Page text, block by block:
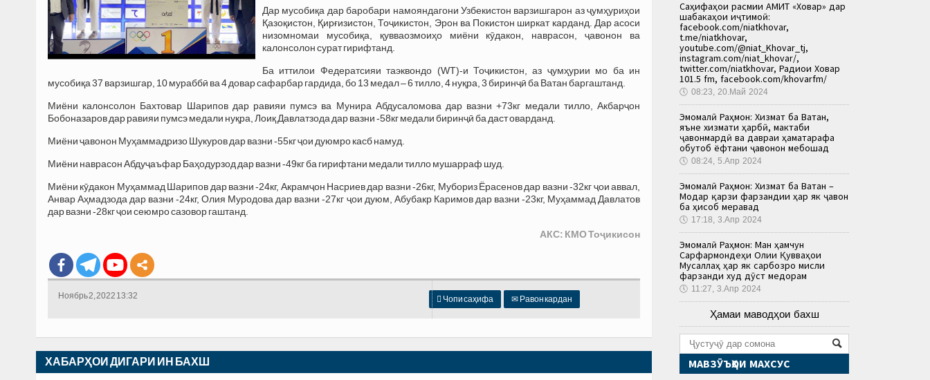
Дар мусобиқа дар баробари намояндагони Узбекистон варзишгарон аз ҷумҳуриҳои
Қазоқистон, Қирғизистон, Тоҷикистон, Эрон ва Покистон ширкат карданд. Дар асоси
низомномаи мусобиқа, қувваозмоиҳо миёни кӯдакон, наврасон, ҷавонон ва
калонсолон сурат гирифтанд.
Ба иттилои Федератсияи таэквондо (WT)-и Тоҷикистон, аз ҷумҳурии мо ба ин
мусобиқа 37 варзишгар, 10 мураббӣ ва 4 довар сафарбар гардида, бо 13 медал – 6 тилло, 4 нуқра, 3 биринҷӣ ба Ватан баргаштанд.
Миёни калонсолон Бахтовар Шарипов дар равияи пумсэ ва Мунира Абдусаломова дар вазни +73кг медали тилло, Акбарҷон
Бобоназаров дар равияи пумсэ медали нуқра, Лоиқ Давлатзода дар вазни -58кг медали биринҷӣ ба даст оварданд.
Миёни ҷавонон Муҳаммадризо Шукуров дар вазни -55кг ҷои дуюмро касб намуд.
Миёни наврасон Абдуҷаъфар Баҳодурзод дар вазни -49кг ба гирифтани медали тилло мушарраф шуд.
Миёни кӯдакон Муҳаммад Шарипов дар вазни -24кг, Акрамҷон Насриев дар вазни -26кг, Мубориз Ёрасенов дар вазни -32кг ҷои аввал,
Анвар Аҳмадзода дар вазни -24кг, Олия Муродова дар вазни -27кг ҷои дуюм, Абубакр Каримов дар вазни -23кг, Муҳаммад Давлатов
дар вазни -28кг ҷои сеюмро сазовор гаштанд.
АКС: КМО Тоҷикисон
 Чопи саҳифа ✉ Равон кардан
Ноябрь 2, 2022 13:32
ХАБАРҲОИ ДИГАРИ ИН БАХШ
Саҳифаҳои расмии АМИТ «Ховар» дар
шабакаҳои иҷтимоӣ:
facebook.com/niatkhovar,
t.me/niatkhovar,
youtube.com/@niat_Khovar_tj,
instagram.com/niat_khovar/,
twitter.com/niatkhovar, Радиои Ховар
101.5 fm, facebook.com/khovarfm/
🕔 08:23, 20.Май 2024
Эмомалӣ Раҳмон: Хизмат ба Ватан,
яъне хизмати ҳарбӣ, мактаби
ҷавонмардӣ ва давраи ҳаматарафа
обутоб ёфтани ҷавонон мебошад
🕔 08:24, 5.Апр 2024
Эмомалӣ Раҳмон: Хизмат ба Ватан –
Модар қарзи фарзандии ҳар як ҷавон
ба ҳисоб меравад
🕔 17:18, 3.Апр 2024
Эмомалӣ Раҳмон: Ман ҳамчун
Сарфармондеҳи Олии Қувваҳои
Мусаллаҳ ҳар як сарбозро мисли
фарзанди худ дӯст медорам
🕔 11:27, 3.Апр 2024
Ҳамаи маводҳои бахш
МАВЗӮЪҲОИ МАХСУС